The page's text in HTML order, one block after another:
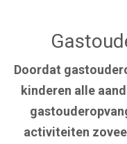
Doordat
kinderen alle
activiteiten